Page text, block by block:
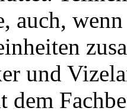
auch,
und
dem